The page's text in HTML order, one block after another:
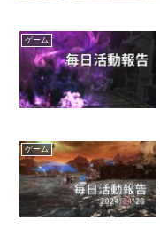
ゲーム
ゲーム